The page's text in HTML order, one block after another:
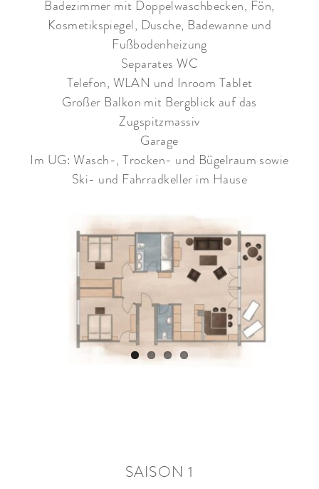
Badezimmer mit Doppelwaschbecken, Fön,
Kosmetikspiegel, Dusche, Badewanne und
Fußbodenheizung
Separates WC
Telefon, WLAN und Inroom Tablet
Großer Balkon mit Bergblick auf das
Zugspitzmassiv
Garage
Im UG: Wasch-, Trocken- und Bügelraum sowie
Ski- und Fahrradkeller im Hause
SAISON 1